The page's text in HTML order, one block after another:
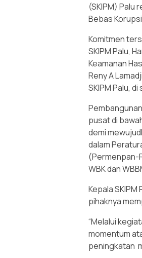
(SKIPM) Palu
Bebas
Komitmen
SKIPM Palu,
Keamanan
Reny A
SKIPM Palu,
pusat di
demi
dalam
(Permenpan-
WBK dan
Kepala
pihaknya
“Melalui
momentum
peningkatan